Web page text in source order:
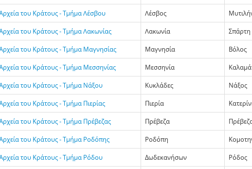
του Κράτους - Τμήμα Λέσβου Λέσβος
του Κράτους - Τμήμα Λακωνίας Λακωνία Σπάρτη
του Κράτους - Τμήμα Μαγνησίας Μαγνησία Βόλος
του Κράτους - Τμήμα Μεσσηνίας Μεσσηνία
του Κράτους - Τμήμα Νάξου Κυκλάδες Νάξος
του Κράτους - Τμήμα Πιερίας Πιερία
του Κράτους - Τμήμα Πρέβεζας Πρέβεζα
του Κράτους - Τμήμα Ροδόπης Ροδόπη
του Κράτους - Τμήμα Ρόδου Δωδεκανήσων Ρόδος